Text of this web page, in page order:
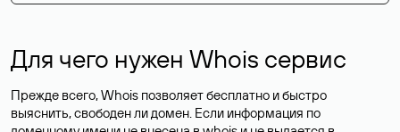
Для чего нужен Whois сервис
Прежде всего, Whois позволяет бесплатно и быстро
выяснить, свободен ли домен. Если информация по